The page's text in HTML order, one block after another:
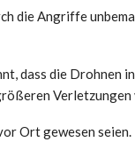
die Angriffe
dass die Drohnen
Ort gewesen seien.